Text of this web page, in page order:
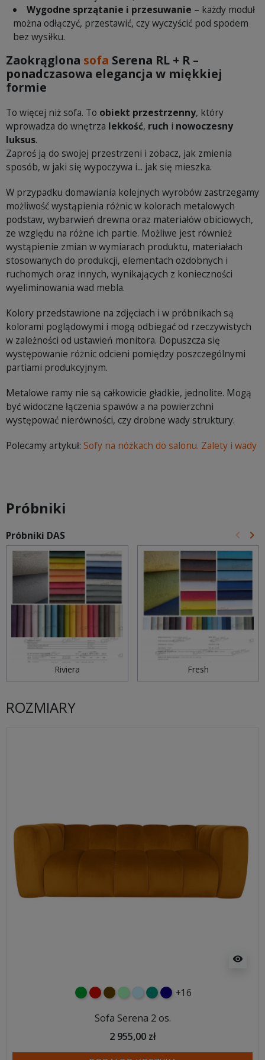
Wygodne sprzątanie i przesuwanie – każdy moduł
można odłączyć, przestawić, czy wyczyścić pod spodem
bez wysiłku.
Zaokrąglona sofa Serena RL + R –
ponadczasowa elegancja w miękkiej
formie
To więcej niż sofa. To obiekt przestrzenny, który
wprowadza do wnętrza lekkość, ruch i nowoczesny
luksus.
Zaproś ją do swojej przestrzeni i zobacz, jak zmienia
sposób, w jaki się wypoczywa i... jak się mieszka.
W przypadku domawiania kolejnych wyrobów zastrzegamy
możliwość wystąpienia różnic w kolorach metalowych
podstaw, wybarwień drewna oraz materiałów obiciowych,
ze względu na różne ich partie. Możliwe jest również
wystąpienie zmian w wymiarach produktu, materiałach
stosowanych do produkcji, elementach ozdobnych i
ruchomych oraz innych, wynikających z konieczności
wyeliminowania wad mebla.
Kolory przedstawione na zdjęciach i w próbnikach są
kolorami poglądowymi i mogą odbiegać od rzeczywistych
w zależności od ustawień monitora. Dopuszcza się
występowanie różnic odcieni pomiędzy poszczególnymi
partiami produkcyjnym.
Metalowe ramy nie są całkowicie gładkie, jednolite. Mogą
być widoczne łączenia spawów a na powierzchni
występować nierówności, czy drobne wady struktury.
Polecamy artykuł: Sofy na nóżkach do salonu. Zalety i wady
Próbniki
Próbniki DAS keyboard_arrow_left keyboard_arrow_right
Riviera Fresh
ROZMIARY
visibility
zielonyczerwony
czekoladowy
miętowybłękitnyturkusowy
granatowy
+16
Sofa Serena 2 os.
2 955,00 zł